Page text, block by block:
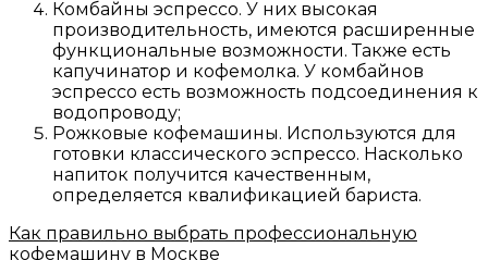
Комбайны эспрессо. У них высокая
производительность, имеются расширенные
функциональные возможности. Также есть
капучинатор и кофемолка. У комбайнов
эспрессо есть возможность подсоединения к
водопроводу;
Рожковые кофемашины. Используются для
готовки классического эспрессо. Насколько
напиток получится качественным,
определяется квалификацией бариста.
Как правильно выбрать профессиональную
кофемашину в Москве